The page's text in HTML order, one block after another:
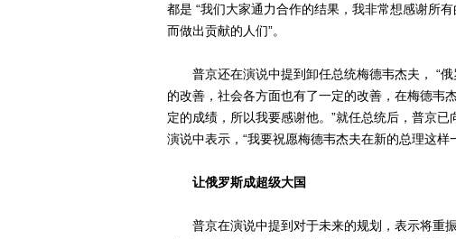
都是 “我们大家通力合作的结果，我非常想感谢所
而做出贡献的人们”。
普京还在演说中提到卸任总统梅德韦杰夫， “俄
的改善，社会各方面也有了一定的改善，在梅德韦
定的成绩，所以我要感谢他。”就任总统后，普京
演说中表示，“我要祝愿梅德韦杰夫在新的总理这
让俄罗斯成超级大国
普京在演说中提到对于未来的规划，表示将重振